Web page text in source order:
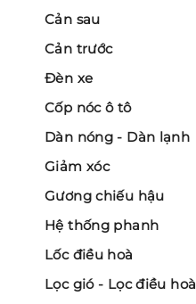
Cản sau
Cản trước
Đèn xe
Cốp nóc ô tô
Dàn nóng - Dàn lạnh
Giảm xóc
Gương chiếu hậu
Hệ thống phanh
Lốc điều hoà
Lọc gió - Lọc điều hoà